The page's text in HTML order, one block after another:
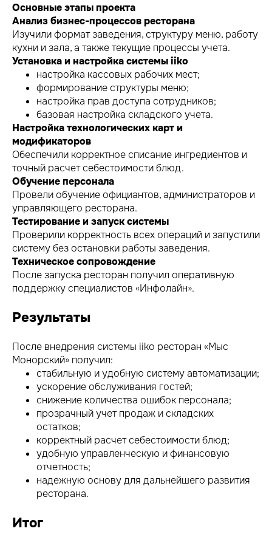
Основные этапы проекта
Анализ бизнес-процессов ресторана
Изучили формат заведения, структуру меню, работу
кухни и зала, а также текущие процессы учета.
Установка и настройка системы iiko
настройка кассовых рабочих мест;
формирование структуры меню;
настройка прав доступа сотрудников;
базовая настройка складского учета.
Настройка технологических карт и
модификаторов
Обеспечили корректное списание ингредиентов и
точный расчет себестоимости блюд.
Обучение персонала
Провели обучение официантов, администраторов и
управляющего ресторана.
Тестирование и запуск системы
Проверили корректность всех операций и запустили
систему без остановки работы заведения.
Техническое сопровождение
После запуска ресторан получил оперативную
поддержку специалистов «Инфолайн».
Результаты
После внедрения системы iiko ресторан «Мыс
Монорский» получил:
стабильную и удобную систему автоматизации;
ускорение обслуживания гостей;
снижение количества ошибок персонала;
прозрачный учет продаж и складских
остатков;
корректный расчет себестоимости блюд;
удобную управленческую и финансовую
отчетность;
надежную основу для дальнейшего развития
ресторана.
Итог